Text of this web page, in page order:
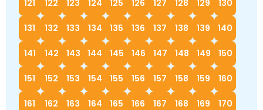
121 122 123 124 125 126 127 128 129 130
131 132 133 134 135 136 137 138 139 140
141 142 143 144 145 146 147 148 149 150
151 152 153 154 155 156 157 158 159 160
161 162 163 164 165 166 167 168 169 170